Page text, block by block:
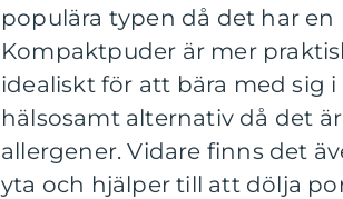
populära typen då det har
Kompaktpuder är mer
idealiskt för att bära med sig
hälsosamt alternativ då det
allergener. Vidare finns det
yta och hjälper till att dölja